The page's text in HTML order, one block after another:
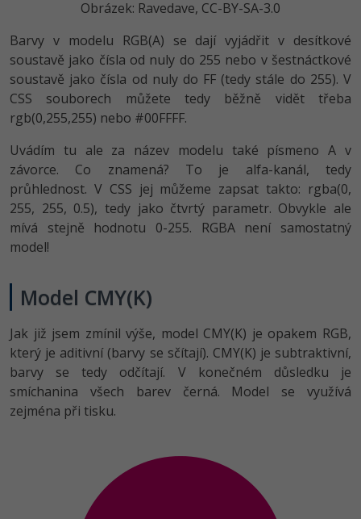
Obrázek: Ravedave, CC-BY-SA-3.0
Barvy v modelu RGB(A) se dají vyjádřit v desítkové
soustavě jako čísla od nuly do 255 nebo v šestnáctkové
soustavě jako čísla od nuly do FF (tedy stále do 255). V
CSS souborech můžete tedy běžně vidět třeba
rgb(0,255,255) nebo #00FFFF.
Uvádím tu ale za název modelu také písmeno A v
závorce. Co znamená? To je alfa-kanál, tedy
průhlednost. V CSS jej můžeme zapsat takto: rgba(0,
255, 255, 0.5), tedy jako čtvrtý parametr. Obvykle ale
mívá stejně hodnotu 0-255. RGBA není samostatný
model!
Model CMY(K)
Jak již jsem zmínil výše, model CMY(K) je opakem RGB,
který je aditivní (barvy se sčítají). CMY(K) je subtraktivní,
barvy se tedy odčítají. V konečném důsledku je
smíchanina všech barev černá. Model se využívá
zejména při tisku.